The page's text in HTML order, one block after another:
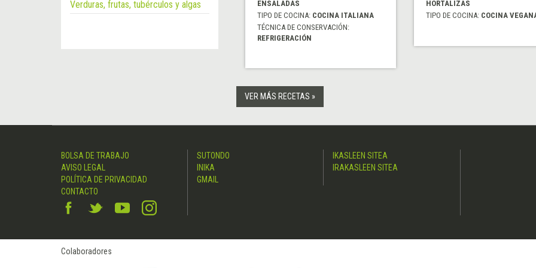
Verduras, frutas, tubérculos y algas
ENSALADAS
TIPO DE COCINA: COCINA ITALIANA
TÉCNICA DE CONSERVACIÓN:
REFRIGERACIÓN
HORTALIZAS
TIPO DE COCINA: COCINA
VER MÁS RECETAS »
BOLSA DE TRABAJO
AVISO LEGAL
POLÍTICA DE PRIVACIDAD
CONTACTO
SUTONDO
INIKA
GMAIL
IKASLEEN SITEA
IRAKASLEEN SITEA
Colaboradores